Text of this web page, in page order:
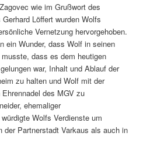
wie im Grußwort des
Löffert wurden Wolfs
Vernetzung hervorgehoben.
ein Wunder, dass Wolf in seinen
dass es dem heutigen
war, Inhalt und Ablauf der
zu halten und Wolf mit der
des MGV zu
ehemaliger
Wolfs Verdienste um
der Partnerstadt Varkaus als auch in